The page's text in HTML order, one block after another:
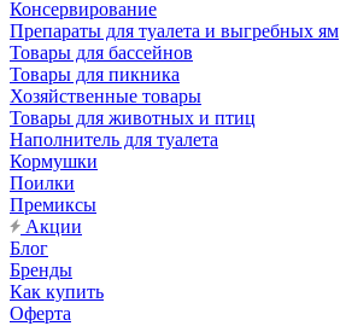
Консервирование
Препараты для туалета и выгребных ям
Товары для бассейнов
Товары для пикника
Хозяйственные товары
Товары для животных и птиц
Наполнитель для туалета
Кормушки
Поилки
Премиксы
Акции
Блог
Бренды
Как купить
Оферта